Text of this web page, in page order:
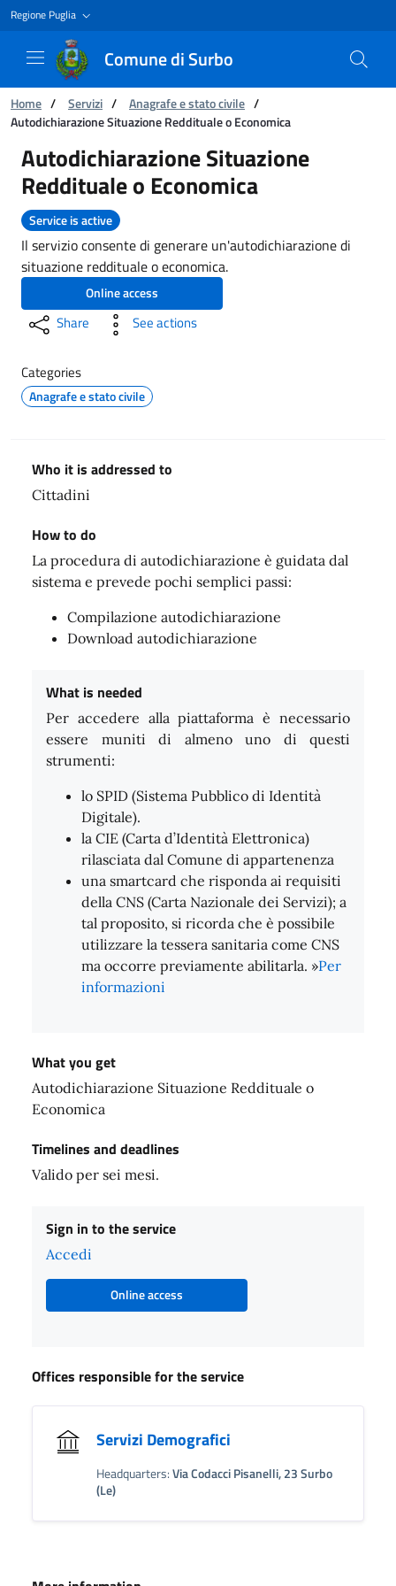
Regione Puglia
Comune di Surbo
You are:
Home / Servizi / Anagrafe e stato civile /
Autodichiarazione Situazione Reddituale o Economica
Autodichiarazione Situazione Reddituale o
Autodichiarazione Situazione
Reddituale o Economica
Service is active
Il servizio consente di generare un'autodichiarazione di
situazione reddituale o economica.
Online access
Share See actions
Categories
Anagrafe e stato civile
Who it is addressed to
Cittadini
How to do
La procedura di autodichiarazione è guidata dal
sistema e prevede pochi semplici passi:
Compilazione autodichiarazione
Download autodichiarazione
What is needed
Per accedere alla piattaforma è necessario
essere muniti di almeno uno di questi
strumenti:
lo SPID (Sistema Pubblico di Identità
Digitale).
la CIE (Carta d’Identità Elettronica)
rilasciata dal Comune di appartenenza
una smartcard che risponda ai requisiti
della CNS (Carta Nazionale dei Servizi); a
tal proposito, si ricorda che è possibile
utilizzare la tessera sanitaria come CNS
ma occorre previamente abilitarla. »Per
informazioni
What you get
Autodichiarazione Situazione Reddituale o
Economica
Timelines and deadlines
Valido per sei mesi.
Sign in to the service
Accedi
Online access
Offices responsible for the service
Servizi Demografici
Headquarters:Via Codacci Pisanelli, 23 Surbo
(Le)